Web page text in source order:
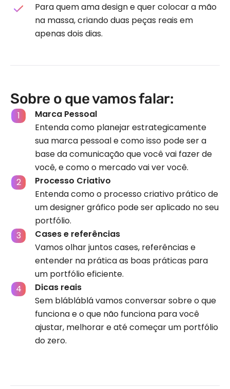
Para quem ama design e quer colocar a mão
na massa, criando duas peças reais em
apenas dois dias.
Sobre o que vamos falar:
Marca Pessoal
Entenda como planejar estrategicamente
sua marca pessoal e como isso pode ser a
base da comunicação que você vai fazer de
você, e como o mercado vai ver você.
Processo Criativo
Entenda como o processo criativo prático de
um designer gráfico pode ser aplicado no seu
portfólio.
Cases e referências
Vamos olhar juntos cases, referências e
entender na prática as boas práticas para
um portfólio eficiente.
Dicas reais
Sem blábláblá vamos conversar sobre o que
funciona e o que não funciona para você
ajustar, melhorar e até começar um portfólio
do zero.